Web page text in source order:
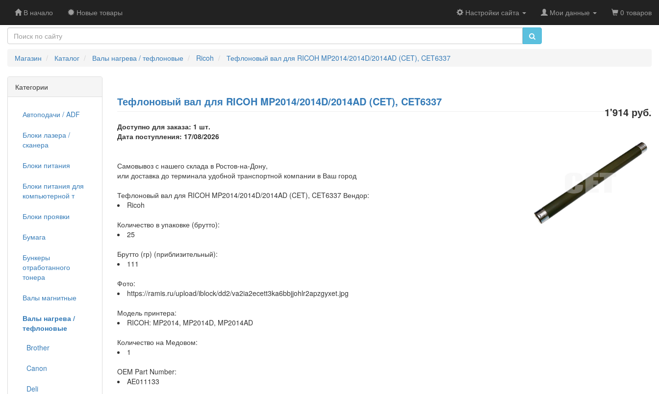
В начало Новые товары Настройки сайта Мои данные 0 товаров
Магазин Каталог Валы нагрева / тефлоновые Ricoh Тефлоновый вал для RICOH MP2014/2014D/2014AD (CET), CET6337
Тефлоновый вал для RICOH MP2014/2014D/2014AD (CET), CET6337
1'914 руб.
Доступно для заказа: 1 шт.
Дата поступления: 17/08/2026
Самовывоз с нашего склада в Ростов-на-Дону,
или доставка до терминала удобной транспортной компании в Ваш город
Тефлоновый вал для RICOH MP2014/2014D/2014AD (CET), CET6337 Вендор:
Ricoh
Количество в упаковке (брутто):
25
Брутто (гр) (приблизительный):
111
Фото:
https://ramis.ru/upload/iblock/dd2/va2ia2ecett3ka6bbjjohlr2apzgyxet.jpg
Модель принтера:
RICOH: MP2014, MP2014D, MP2014AD
Количество на Медовом:
1
OEM Part Number:
AE011133
Категории
Автоподачи / ADF
Блоки лазера /
сканера
Блоки питания
Блоки питания для
компьютерной т
Блоки проявки
Бумага
Бункеры
отработанного
тонера
Валы магнитные
Валы нагрева /
тефлоновые
Brother
Canon
Deli